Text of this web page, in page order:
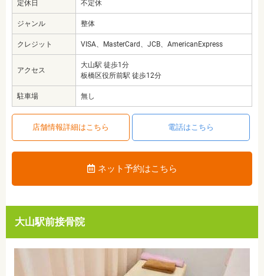
定休日 不定休
ジャンル 整体
クレジット VISA、MasterCard、JCB、AmericanExpress
アクセス
大山駅 徒歩1分
板橋区役所前駅 徒歩12分
駐車場 無し
店舗情報詳細はこちら 電話はこちら
ネット予約はこちら
大山駅前接骨院